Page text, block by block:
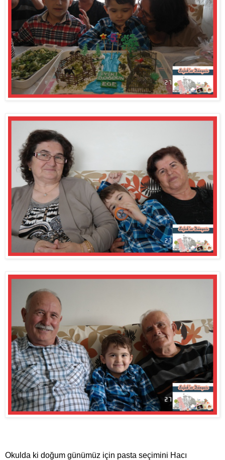
Okulda ki doğum günümüz için pasta seçimini Hacı